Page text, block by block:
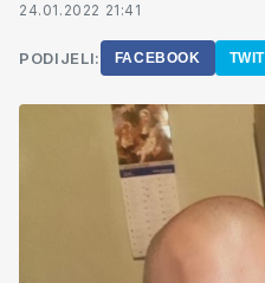
24.01.2022 21:41
PODIJELI: FACEBOOK